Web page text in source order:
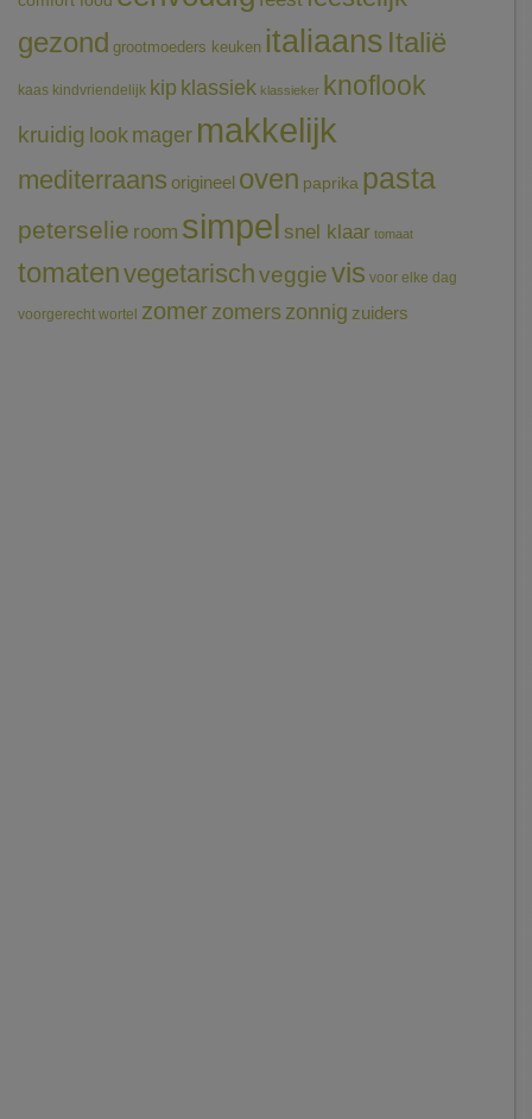
gezond grootmoeders keuken italiaans Italië
kaas kindvriendelijk kip klassiek klassieker knoflook
kruidig look mager makkelijk
mediterraans origineel oven paprika pasta
peterselie room simpel snel klaar tomaat
tomatenvegetarischveggievis voor elke dag
voorgerecht wortel zomerzomerszonnig zuiders